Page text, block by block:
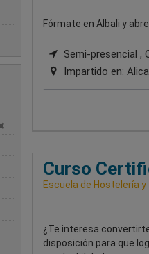
Fórmate en Albali y
Semi-presencial ,
Impartido en:
Curso
Escuela de Hostelería
¿Te interesa
disposición para que